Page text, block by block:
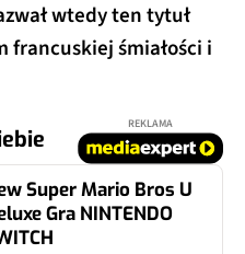
wtedy ten tytuł
francuskiej śmiałości i
REKLAMA
Super Mario Bros U
Gra NINTENDO